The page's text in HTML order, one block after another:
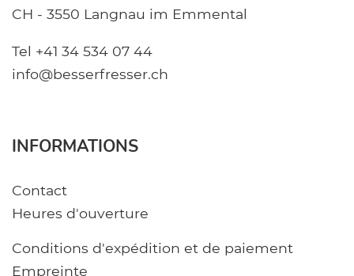
CH - 3550 Langnau im Emmental
Tel +41 34 534 07 44
info@besserfresser.ch
INFORMATIONS
Contact
Heures d'ouverture
Conditions d'expédition et de paiement
Empreinte